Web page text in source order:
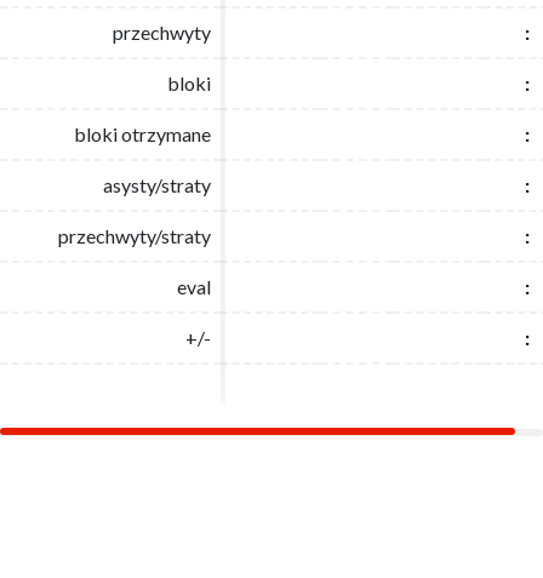
przechwyty :
bloki :
bloki otrzymane :
asysty/straty :
przechwyty/straty :
eval :
+/- :
przechwyty :
bloki :
bloki otrzymane :
asysty/straty :
przechwyty/straty :
eval :
+/- :